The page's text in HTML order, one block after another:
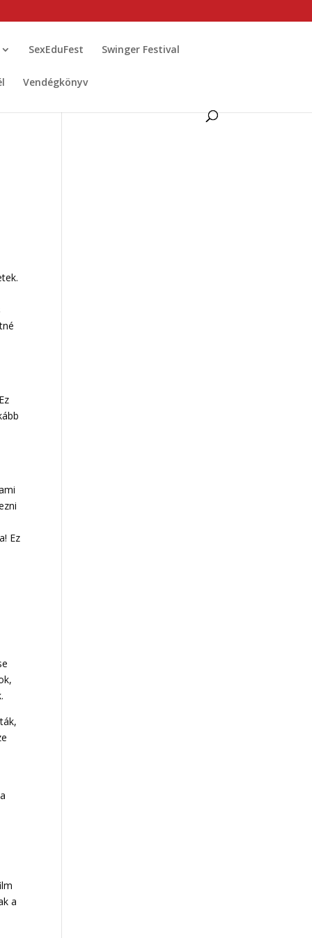
SexEduFest Swinger Festival
Vendégkönyv
Ez
a